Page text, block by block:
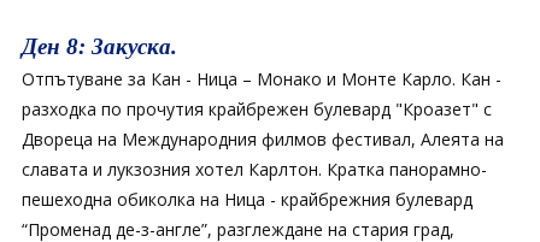
Ден 8: Закуска.
Отпътуване за Кан - Ница – Монако и Монте Карло. Кан -
разходка по прочутия крайбрежен булевард "Кроазет" с
Двореца на Международния филмов фестивал, Алеята на
славата и лукзозния хотел Карлтон. Кратка панорамно-
пешеходна обиколка на Ница - крайбрежния булевард
“Променад де-з-англе”, разглеждане на стария град,